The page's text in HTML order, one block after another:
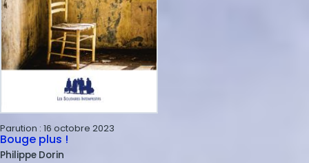
Parution : 16 octobre 2023
Bouge plus !
Philippe Dorin